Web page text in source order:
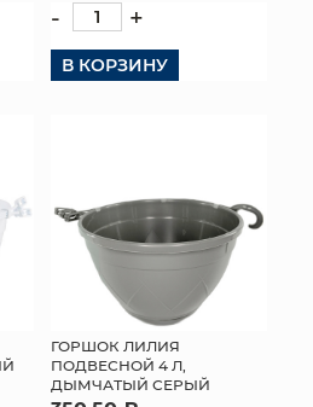
- +
В КОРЗИНУ
ГОРШОК ЛИЛИЯ
ПОДВЕСНОЙ 4 Л,
ДЫМЧАТЫЙ СЕРЫЙ